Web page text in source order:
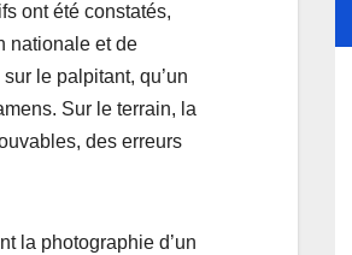
ont été constatés,
nationale et de
le palpitant, qu’un
Sur le terrain, la
des erreurs
la photographie d’un